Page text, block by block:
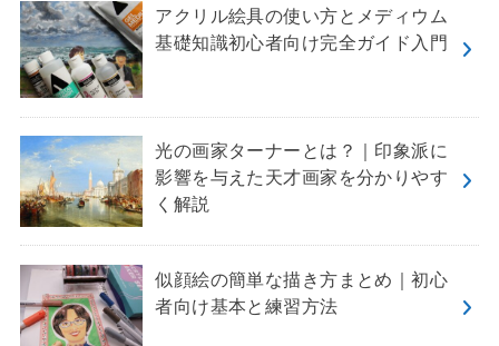
アクリル絵具の使い方とメディウム
基礎知識初心者向け完全ガイド入門
光の画家ターナーとは？｜印象派に
影響を与えた天才画家を分かりやす
く解説
似顔絵の簡単な描き方まとめ｜初心
者向け基本と練習方法